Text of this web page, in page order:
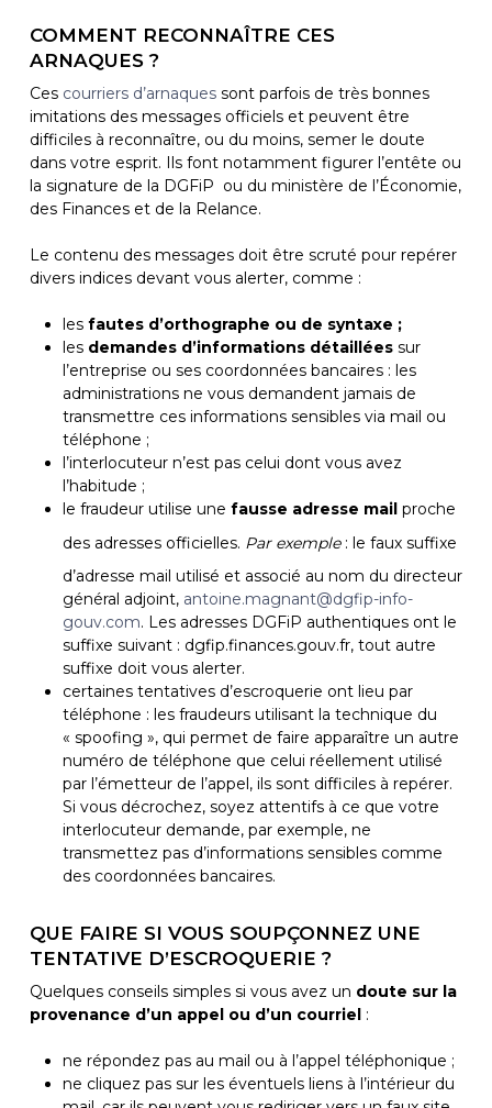
COMMENT RECONNAÎTRE CES
ARNAQUES ?
Ces courriers d’arnaquessont parfois de très bonnes
imitations des messages officiels et peuvent être
difficiles à reconnaître, ou du moins, semer le doute
dans votre esprit. Ils font notamment figurer l’entête ou
la signature de la DGFiP ou du ministère de l’Économie,
des Finances et de la Relance.
Le contenu des messages doit être scruté pour repérer
divers indices devant vous alerter, comme :
lesfautes d’orthographe ou de syntaxe ;
les demandes d’informations détaillées sur
l’entreprise ou ses coordonnées bancaires : les
administrations ne vous demandent jamais de
transmettre ces informations sensibles via mail ou
téléphone ;
l’interlocuteur n’est pas celui dont vous avez
l’habitude ;
le fraudeur utilise une fausse adresse mailproche
des adresses officielles. Par exemple: le faux suffixe
d’adresse mail utilisé et associé au nom du directeur
général adjoint, antoine.magnant@dgfip-info-
gouv.com. Les adresses DGFiP authentiques ont le
suffixe suivant : dgfip.finances.gouv.fr, tout autre
suffixe doit vous alerter.
certaines tentatives d’escroquerie ont lieu par
téléphone : les fraudeurs utilisant la technique du
« spoofing », qui permet de faire apparaître un autre
numéro de téléphone que celui réellement utilisé
par l’émetteur de l’appel, ils sont difficiles à repérer.
Si vous décrochez, soyez attentifs à ce que votre
interlocuteur demande, par exemple, ne
transmettez pas d’informations sensibles comme
des coordonnées bancaires.
QUE FAIRE SI VOUS SOUPÇONNEZ UNE
TENTATIVE D’ESCROQUERIE ?
Quelques conseils simples si vous avez un doute sur la
provenance d’un appel ou d’un courriel:
ne répondez pas au mail ou à l’appel téléphonique ;
ne cliquez pas sur les éventuels liens à l’intérieur du